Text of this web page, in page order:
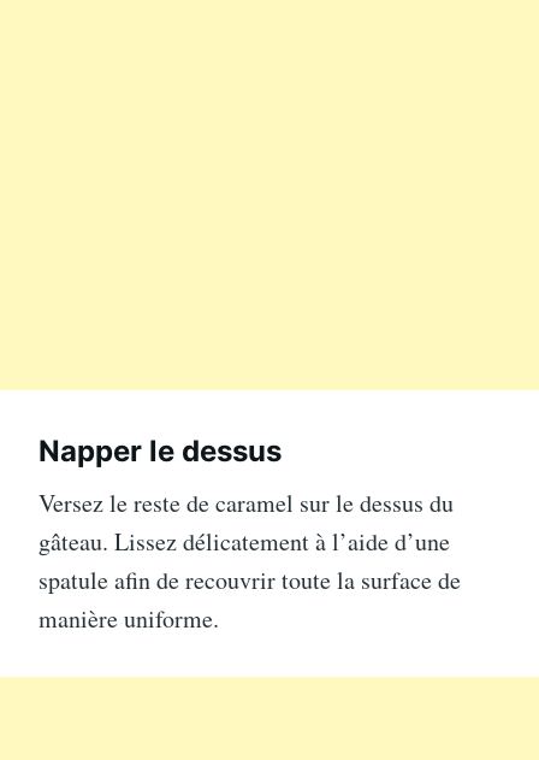
Napper le dessus
Versez le reste de caramel sur le dessus du
gâteau. Lissez délicatement à l’aide d’une
spatule afin de recouvrir toute la surface de
manière uniforme.